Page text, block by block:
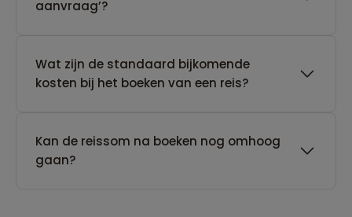
aanvraag’?
Wat zijn de standaard bijkomende
kosten bij het boeken van een reis?
Kan de reissom na boeken nog omhoog
gaan?